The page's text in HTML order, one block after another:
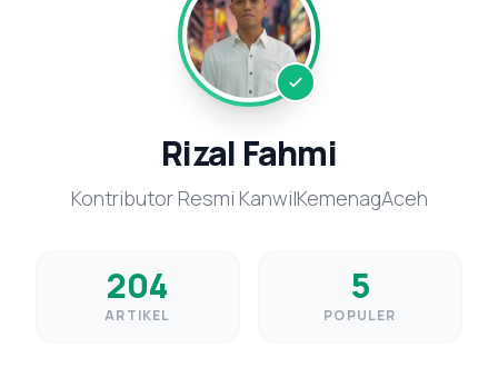
Rizal Fahmi
Kontributor Resmi KanwilKemenagAceh
204
ARTIKEL
5
POPULER